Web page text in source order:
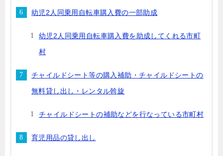
幼児2人同乗用自転車購入費の一部助成
幼児2人同乗用自転車購入費を助成してくれる市町
村
チャイルドシート等の購入補助・チャイルドシートの
無料貸し出し・レンタル斡旋
チャイルドシートの補助などを行なっている市町村
育児用品の貸し出し